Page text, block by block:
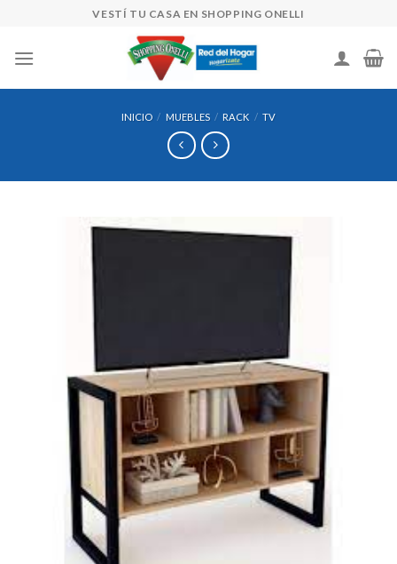
content
VESTÍ TU CASA EN SHOPPING ONELLI
INICIO / MUEBLES / RACK / TV